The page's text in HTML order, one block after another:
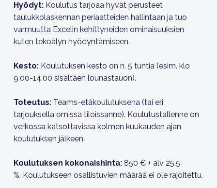
Hyödyt: Koulutus tarjoaa hyvät perusteet
taulukkolaskennan periaatteiden hallintaan ja tuo
varmuutta Excelin kehittyneiden ominaisuuksien
kuten tekoälyn hyödyntämiseen.
Kesto: Koulutuksen kesto on n. 5 tuntia (esim. klo
9.00-14.00 sisältäen lounastauon).
Toteutus: Teams-etäkoulutuksena (tai eri
tarjouksella omissa tiloissanne). Koulutustallenne on
verkossa katsottavissa kolmen kuukauden ajan
koulutuksen jälkeen.
Koulutuksen kokonaishinta: 850 € + alv 25,5
%. Koulutukseen osallistuvien määrää ei ole rajoitettu.